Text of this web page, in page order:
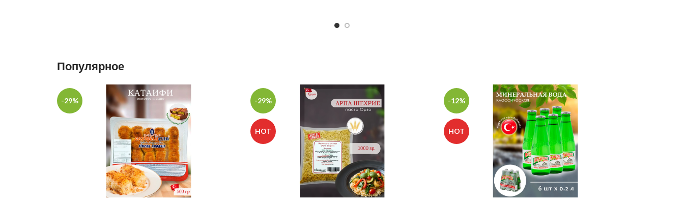
Популярное
-29% -29%
HOT
-12%
HOT